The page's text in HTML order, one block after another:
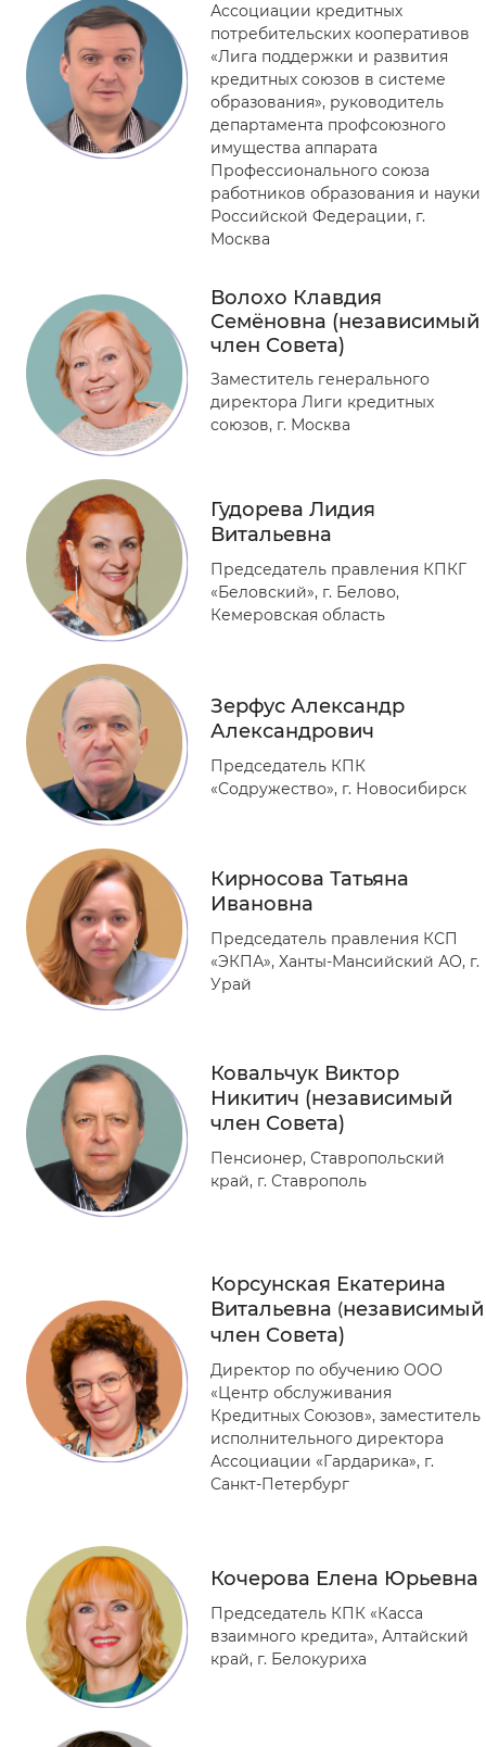
Ассоциации кредитных
потребительских кооперативов
«Лига поддержки и развития
кредитных союзов в системе
образования», руководитель
департамента профсоюзного
имущества аппарата
Профессионального союза
работников образования и науки
Российской Федерации, г.
Москва
Волохо Клавдия
Семёновна (независимый
член Совета)
Заместитель генерального
директора Лиги кредитных
союзов, г. Москва
Гудорева Лидия
Витальевна
Председатель правления КПКГ
«Беловский», г. Белово,
Кемеровская область
Зерфус Александр
Александрович
Председатель КПК
«Содружество», г. Новосибирск
Кирносова Татьяна
Ивановна
Председатель правления КСП
«ЭКПА», Ханты-Мансийский АО, г.
Урай
Ковальчук Виктор
Никитич (независимый
член Совета)
Пенсионер, Ставропольский
край, г. Ставрополь
Корсунская Екатерина
Витальевна (независимый
член Совета)
Директор по обучению ООО
«Центр обслуживания
Кредитных Союзов», заместитель
исполнительного директора
Ассоциации «Гардарика», г.
Санкт-Петербург
Кочерова Елена Юрьевна
Председатель КПК «Касса
взаимного кредита», Алтайский
край, г. Белокуриха